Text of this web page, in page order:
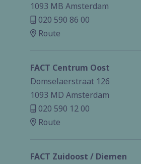
1093 MB Amsterdam
020 590 86 00
Route
FACT Centrum Oost
Domselaerstraat 126
1093 MD Amsterdam
020 590 12 00
Route
FACT Zuidoost / Diemen